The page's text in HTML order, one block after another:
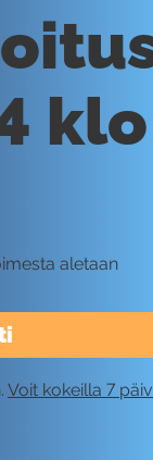
klo
aletaan
Voit kokeilla 7